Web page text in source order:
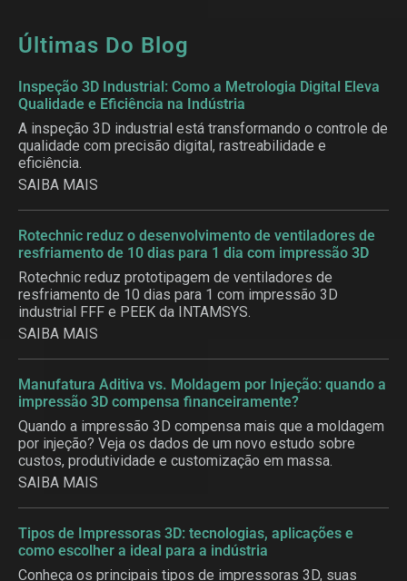
Últimas Do Blog
Inspeção 3D Industrial: Como a Metrologia Digital Eleva
Qualidade e Eficiência na Indústria
A inspeção 3D industrial está transformando o controle de
qualidade com precisão digital, rastreabilidade e
eficiência.
SAIBA MAIS
Rotechnic reduz o desenvolvimento de ventiladores de
resfriamento de 10 dias para 1 dia com impressão 3D
Rotechnic reduz prototipagem de ventiladores de
resfriamento de 10 dias para 1 com impressão 3D
industrial FFF e PEEK da INTAMSYS.
SAIBA MAIS
Manufatura Aditiva vs. Moldagem por Injeção: quando a
impressão 3D compensa financeiramente?
Quando a impressão 3D compensa mais que a moldagem
por injeção? Veja os dados de um novo estudo sobre
custos, produtividade e customização em massa.
SAIBA MAIS
Tipos de Impressoras 3D: tecnologias, aplicações e
como escolher a ideal para a indústria
Conheça os principais tipos de impressoras 3D, suas